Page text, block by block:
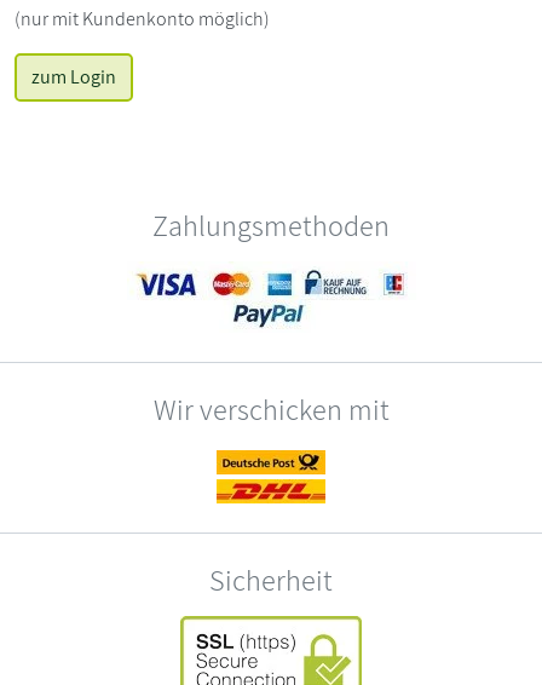
(nur mit Kundenkonto möglich)
zum Login
Zahlungsmethoden
Wir verschicken mit
Sicherheit